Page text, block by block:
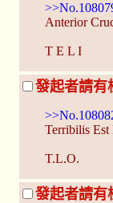
Anterior
T E L I
發起者請有
Terribilis Est
T.L.O.
發起者請有